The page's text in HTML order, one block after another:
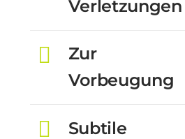
Verletzungen
Zur
Vorbeugung
Subtile